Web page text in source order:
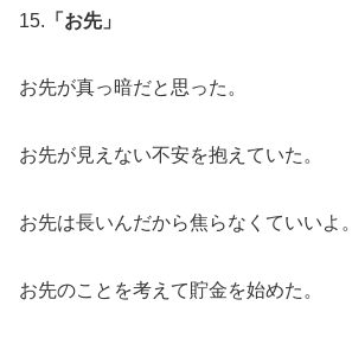
15. 「お先」
お先が真っ暗だと思った。
お先が見えない不安を抱えていた。
お先は長いんだから焦らなくていいよ。
お先のことを考えて貯金を始めた。